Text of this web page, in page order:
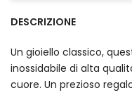
DESCRIZIONE
Un gioiello classico,
inossidabile di alta
cuore. Un prezioso